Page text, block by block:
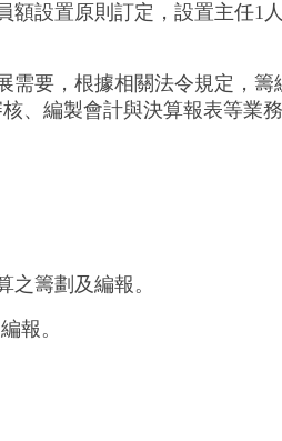
額設置原則訂定，設置主任1
需要，根據相關法令規定，籌
、編製會計與決算報表等業務
之籌劃及編報。
報。